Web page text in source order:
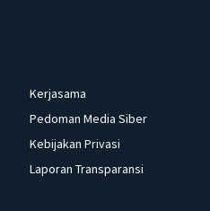
Kerjasama
Pedoman Media Siber
Kebijakan Privasi
Laporan Transparansi